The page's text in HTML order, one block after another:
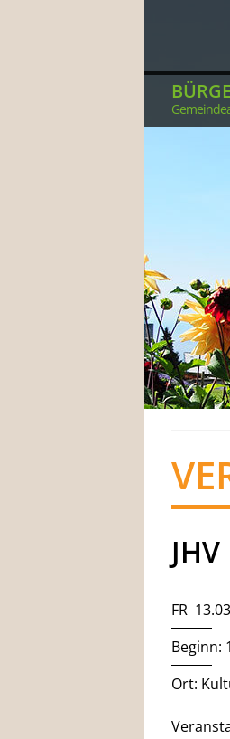
FR
Beginn:
Ort: